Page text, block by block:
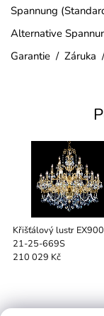
Spannung
Alternative
Garantie / Záruka
Křišťálový lustr
21-25-669S
210 029 Kč